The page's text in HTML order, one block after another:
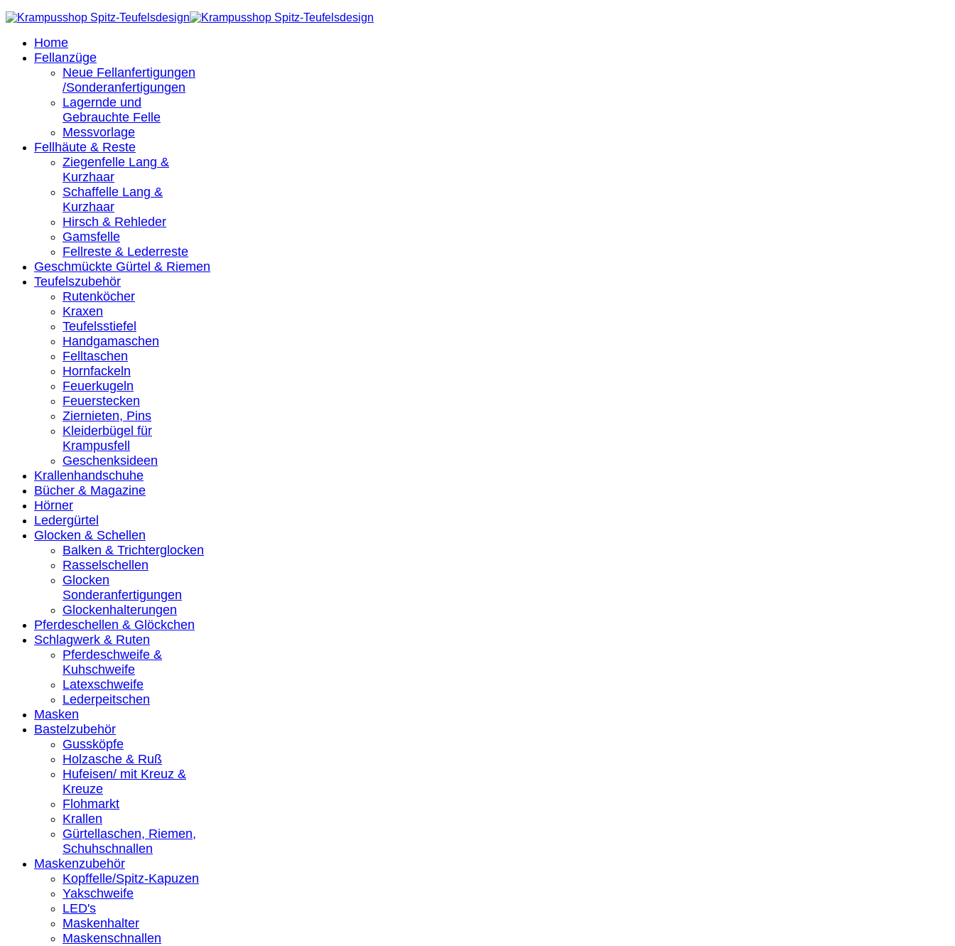
Home
Fellanzüge
Neue Fellanfertigungen
/Sonderanfertigungen
Lagernde und
Gebrauchte Felle
Messvorlage
Fellhäute & Reste
Ziegenfelle Lang &
Kurzhaar
Schaffelle Lang &
Kurzhaar
Hirsch & Rehleder
Gamsfelle
Fellreste & Lederreste
Geschmückte Gürtel & Riemen
Teufelszubehör
Rutenköcher
Kraxen
Teufelsstiefel
Handgamaschen
Felltaschen
Hornfackeln
Feuerkugeln
Feuerstecken
Ziernieten, Pins
Kleiderbügel für
Krampusfell
Geschenksideen
Krallenhandschuhe
Bücher & Magazine
Hörner
Ledergürtel
Glocken & Schellen
Balken & Trichterglocken
Rasselschellen
Glocken
Sonderanfertigungen
Glockenhalterungen
Pferdeschellen & Glöckchen
Schlagwerk & Ruten
Pferdeschweife &
Kuhschweife
Latexschweife
Lederpeitschen
Masken
Bastelzubehör
Gussköpfe
Holzasche & Ruß
Hufeisen/ mit Kreuz &
Kreuze
Flohmarkt
Krallen
Gürtellaschen, Riemen,
Schuhschnallen
Maskenzubehör
Kopffelle/Spitz-Kapuzen
Yakschweife
LED's
Maskenhalter
Maskenschnallen